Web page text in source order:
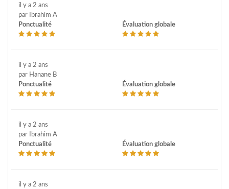
il y a 2 ans
par Ibrahim A
Ponctualité
Évaluation globale
il y a 2 ans
par Hanane B
Ponctualité
Évaluation globale
il y a 2 ans
par Ibrahim A
Ponctualité
Évaluation globale
il y a 2 ans